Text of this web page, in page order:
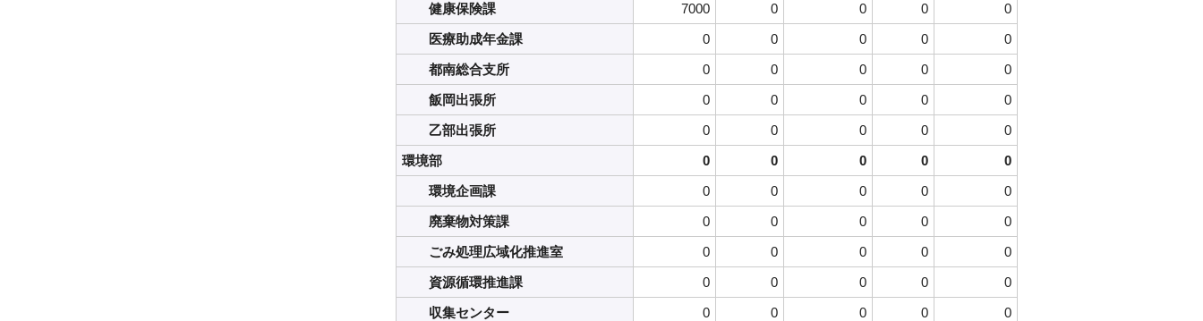
健康保険課
7000 0 0 0
0
医療助成年金課
0 0 0 0
0
都南総合支所
0 0 0 0
0
飯岡出張所
0 0 0 0
0
乙部出張所
0 0 0 0
0
環境部
0 0 0 0
0
環境企画課
0 0 0 0
0
廃棄物対策課
0 0 0 0
0
ごみ処理広域化推進室
0 0 0 0
0
資源循環推進課
0 0 0 0
0
収集センター
0 0 0 0
0